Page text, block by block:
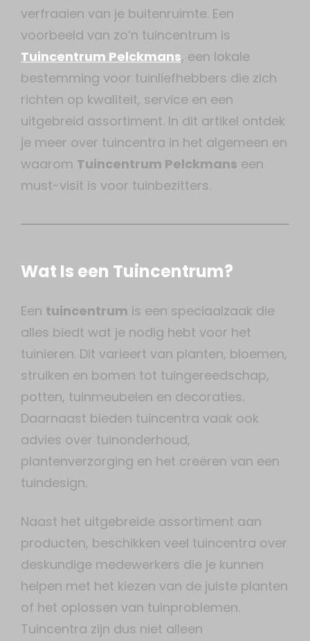
verfraaien van je buitenruimte. Een
voorbeeld van zo’n tuincentrum is
Tuincentrum Pelckmans, een lokale
bestemming voor tuinliefhebbers die zich
richten op kwaliteit, service en een
uitgebreid assortiment. In dit artikel ontdek
je meer over tuincentra in het algemeen en
waarom Tuincentrum Pelckmans een
must-visit is voor tuinbezitters.
Wat Is een Tuincentrum?
Een tuincentrum is een speciaalzaak die
alles biedt wat je nodig hebt voor het
tuinieren. Dit varieert van planten, bloemen,
struiken en bomen tot tuingereedschap,
potten, tuinmeubelen en decoraties.
Daarnaast bieden tuincentra vaak ook
advies over tuinonderhoud,
plantenverzorging en het creëren van een
tuindesign.
Naast het uitgebreide assortiment aan
producten, beschikken veel tuincentra over
deskundige medewerkers die je kunnen
helpen met het kiezen van de juiste planten
of het oplossen van tuinproblemen.
Tuincentra zijn dus niet alleen